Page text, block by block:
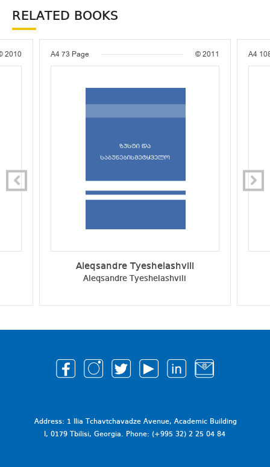
RELATED BOOKS
2010 A4 73 Page © 2011
Aleqsandre Tyeshelashvili
Aleqsandre Tyeshelashvili
A4
Address: 1 Ilia Tchavtchavadze Avenue, Academic Building
I, 0179 Tbilisi, Georgia. Phone: (+995 32) 2 25 04 84